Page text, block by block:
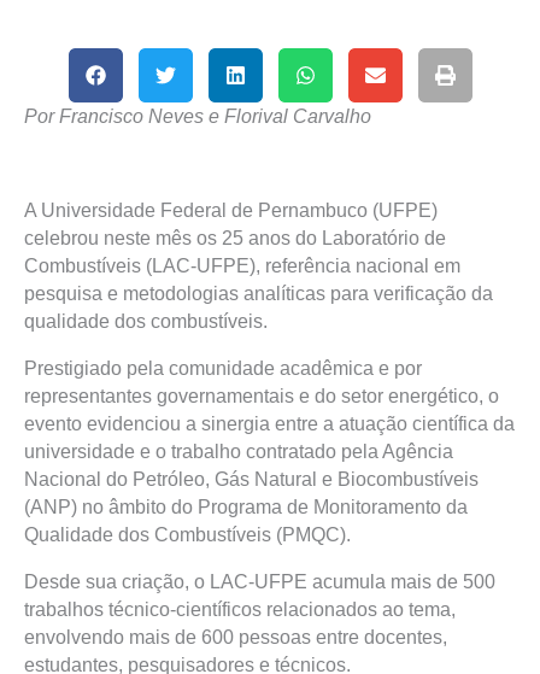
Por Francisco Neves e Florival Carvalho
A Universidade Federal de Pernambuco (UFPE)
celebrou neste mês os 25 anos do Laboratório de
Combustíveis (LAC-UFPE), referência nacional em
pesquisa e metodologias analíticas para verificação da
qualidade dos combustíveis.
Prestigiado pela comunidade acadêmica e por
representantes governamentais e do setor energético, o
evento evidenciou a sinergia entre a atuação científica da
universidade e o trabalho contratado pela Agência
Nacional do Petróleo, Gás Natural e Biocombustíveis
(ANP) no âmbito do Programa de Monitoramento da
Qualidade dos Combustíveis (PMQC).
Desde sua criação, o LAC-UFPE acumula mais de 500
trabalhos técnico-científicos relacionados ao tema,
envolvendo mais de 600 pessoas entre docentes,
estudantes, pesquisadores e técnicos.